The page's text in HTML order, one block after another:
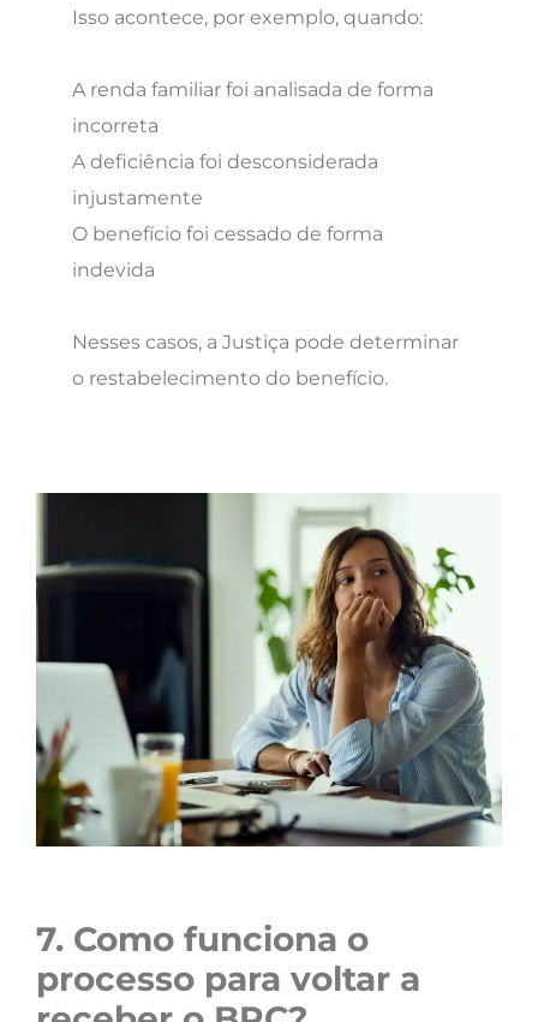
Isso acontece, por exemplo, quando:
A renda familiar foi analisada de forma
incorreta
A deficiência foi desconsiderada
injustamente
O benefício foi cessado de forma
indevida
Nesses casos, a Justiça pode determinar
o restabelecimento do benefício.
7. Como funciona o
processo para voltar a